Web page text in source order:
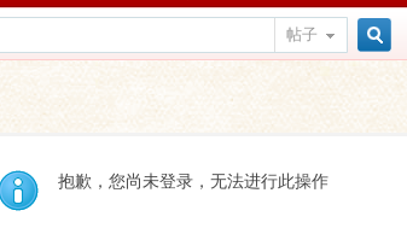
帖子
抱歉，您尚未登录，无法进行此操作